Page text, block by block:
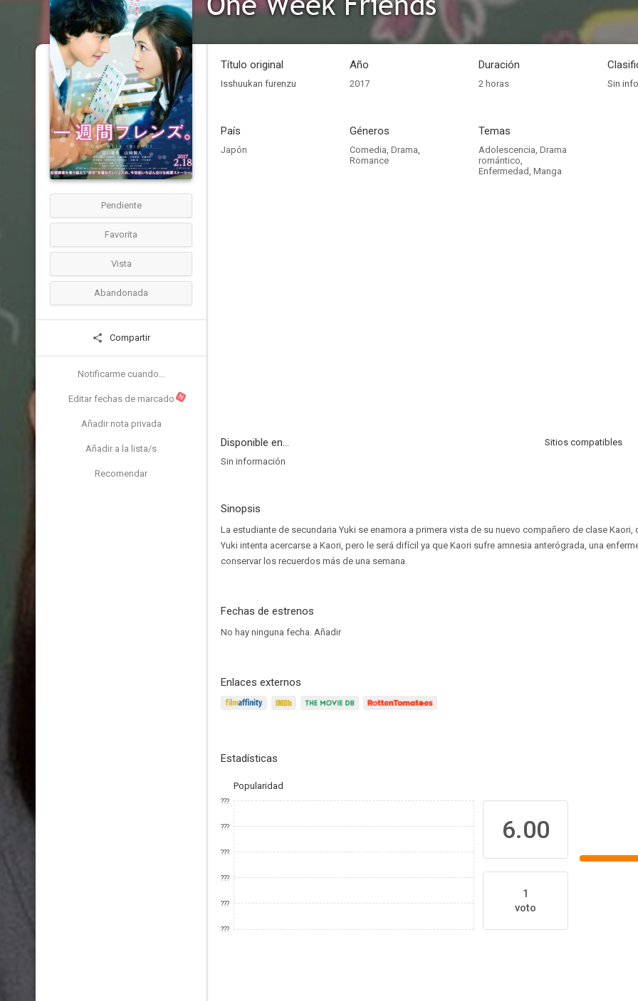
Pendiente
Favorita
Vista
Abandonada
Compartir
Notificarme cuando...
Editar fechas de marcado N
Añadir nota privada
Añadir a la lista/s
Recomendar
Título original
Isshuukan furenzu
Año
2017
Duración
2 horas Sin
País
Japón
Géneros
Comedia, Drama,
Romance
Temas
Adolescencia, Drama
romántico,
Enfermedad, Manga
Disponible en...
Sitios compatibles
Sin información
Sinopsis
La estudiante de secundaria Yuki se enamora a primera vista de su nuevo compañero de clase
Yuki intenta acercarse a Kaori, pero le será difícil ya que Kaori sufre amnesia anterógrada, una
conservar los recuerdos más de una semana.
Fechas de estrenos
No hay ninguna fecha. Añadir
Enlaces externos
Estadísticas
Popularidad
???
???
???
???
???
???
6.00
1
voto